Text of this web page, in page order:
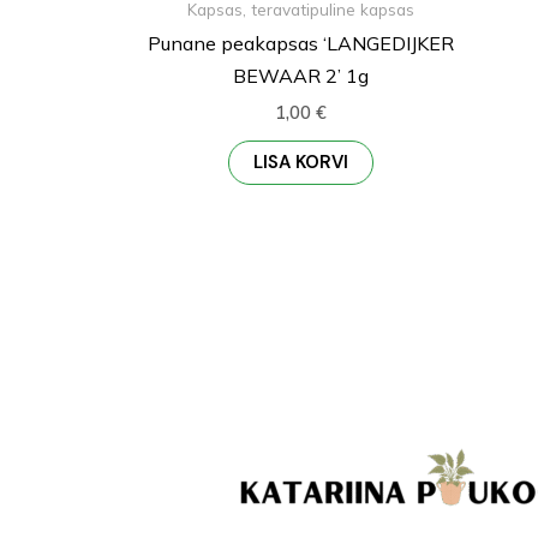
Kapsas, teravatipuline kapsas
Punane peakapsas ‘LANGEDIJKER
BEWAAR 2’ 1g
1,00 €
LISA KORVI